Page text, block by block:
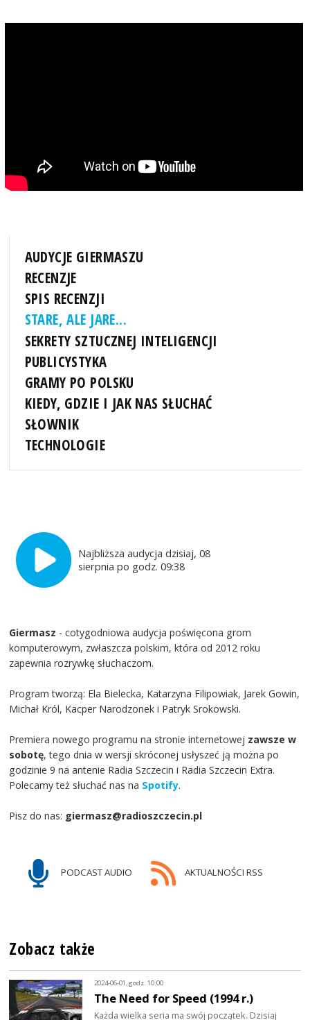
AUDYCJE GIERMASZU
RECENZJE
SPIS RECENZJI
STARE, ALE JARE...
SEKRETY SZTUCZNEJ INTELIGENCJI
PUBLICYSTYKA
GRAMY PO POLSKU
KIEDY, GDZIE I JAK NAS SŁUCHAĆ
SŁOWNIK
TECHNOLOGIE
Najbliższa audycja dzisiaj, 08
sierpnia po godz. 09:38
Giermasz - cotygodniowa audycja poświęcona grom
komputerowym, zwłaszcza polskim, która od 2012 roku
zapewnia rozrywkę słuchaczom.
Program tworzą: Ela Bielecka, Katarzyna Filipowiak, Jarek Gowin,
Michał Król, Kacper Narodzonek i Patryk Srokowski.
Premiera nowego programu na stronie internetowej zawsze w
sobotę, tego dnia w wersji skróconej usłyszeć ją można po
godzinie 9 na antenie Radia Szczecin i Radia Szczecin Extra.
Polecamy też słuchać nas na Spotify.
Pisz do nas: giermasz@radioszczecin.pl
PODCAST AUDIO AKTUALNOŚCI RSS
Zobacz także
2024-06-01, godz. 10:00
The Need for Speed (1994 r.)
Każda wielka seria ma swój początek. Dzisiaj